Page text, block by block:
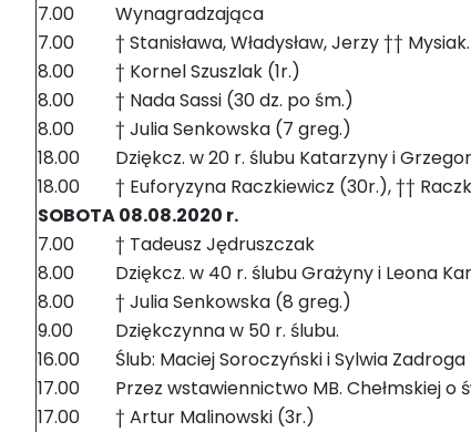
7.00
Wynagradzająca
7.00
† Stanisława, Władysław, Jerzy †† Mysiak.
8.00
† Kornel Szuszlak (1r.)
8.00
† Nada Sassi (30 dz. po śm.)
8.00
† Julia Senkowska (7 greg.)
18.00
Dziękcz. w 20 r. ślubu Katarzyny i
18.00
† Euforyzyna Raczkiewicz (30r.), ††
SOBOTA 08.08.2020 r.
7.00
† Tadeusz Jędruszczak
8.00
Dziękcz. w 40 r. ślubu Grażyny i Leona
8.00
† Julia Senkowska (8 greg.)
9.00
Dziękczynna w 50 r. ślubu.
16.00
Ślub: Maciej Soroczyński i Sylwia Zadroga
17.00
Przez wstawiennictwo MB. Chełmskiej o
17.00
† Artur Malinowski (3r.)